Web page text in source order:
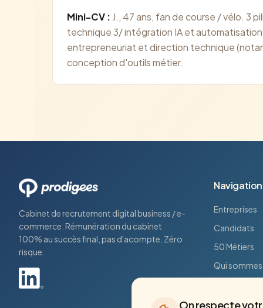
Mini-CV : J., 47 ans, fan de course / vélo. 3
technique 3/ intégration IA et
entrepreneuriat et direction technique
conception d'outils métier.
Cabinet de recrutement digital business / e-
commerce. Rémunération du cabinet
100% au succès final, pas d'acompte. Zéro
risque.
Navigation
Entreprises
Candidats
50 Métiers
Qui
On respecte